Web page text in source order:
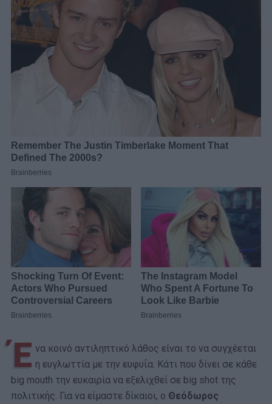
Έ να κοινό αντιληπτικό λάθος είναι το να συγχέεται
η ευγλωττία με την ευφυΐα. Κάτι που δίνει σε κάθε
big mouth την ευκαιρία να εξελιχθεί σε big shot της
πολιτικής. Για να είμαστε δίκαιοι, ο Θεόδωρος